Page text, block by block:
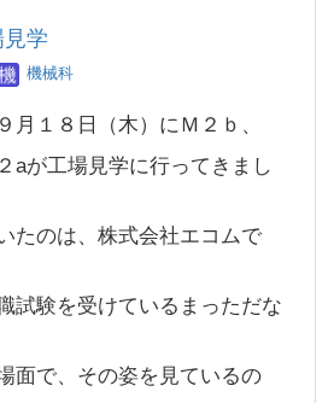
学
機械科
月１８日（木）にＭ２ｂ、
aが工場見学に行ってきまし
たのは、株式会社エコムで
試験を受けているまっただな
面で、その姿を見ているの